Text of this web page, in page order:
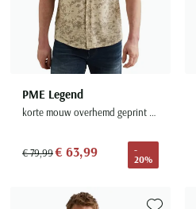
PME Legend
korte mouw overhemd geprint beige
€ 79,99€ 63,99
-
20%